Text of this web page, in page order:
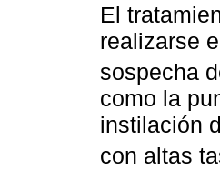
El
realizarse
sospecha
como la
instilación
con altas